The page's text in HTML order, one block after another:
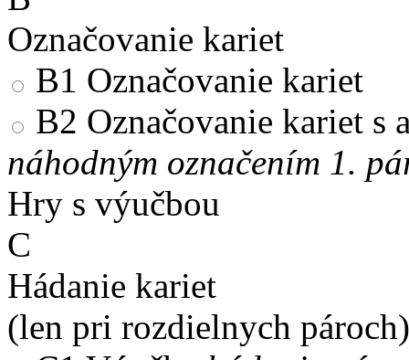
Označovanie kariet
B1 Označovanie kariet
B2 Označovanie kariet s
náhodným označením 1.
Hry s výučbou
C
Hádanie kariet
(len pri rozdielnych pároch)